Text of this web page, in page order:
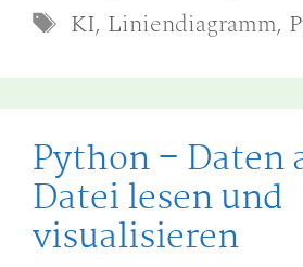
Schlagwörter
KI, Liniendiagramm,
Python – Daten
Datei lesen und
visualisieren